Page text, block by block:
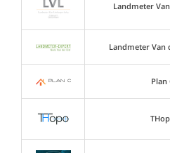
Landmeter
Landmeter Van
Plan